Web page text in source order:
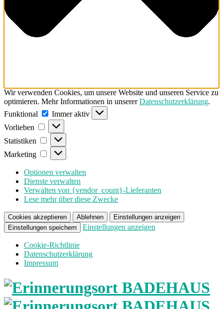
Wir verwenden Cookies, um unsere Website und unseren Service zu
optimieren. Mehr Informationen in unsererDatenschutzerklärung.
Funktional
Funktional
Immer aktiv
Vorlieben
Vorlieben
Statistiken Statistiken
Marketing Marketing
Optionen verwalten
Dienste verwalten
Verwalten von {vendor_count}-Lieferanten
Lese mehr über diese Zwecke
Cookies akzeptieren Ablehnen
Einstellungen anzeigen
Einstellungen speichern
Einstellungen anzeigen
Cookie-Richtlinie
Datenschutzerklärung
Impressum